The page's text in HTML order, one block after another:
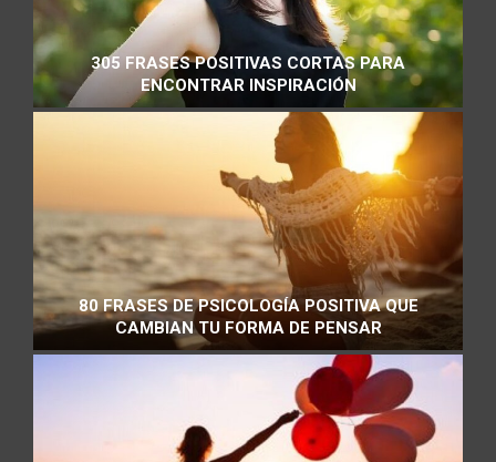
305 FRASES POSITIVAS CORTAS PARA
ENCONTRAR INSPIRACIÓN
80 FRASES DE PSICOLOGÍA POSITIVA QUE
CAMBIAN TU FORMA DE PENSAR